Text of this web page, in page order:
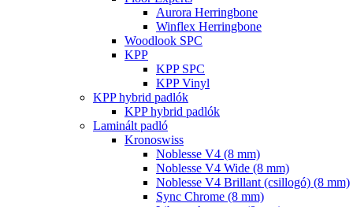
Aurora Herringbone
Winflex Herringbone
Woodlook SPC
KPP
KPP SPC
KPP Vinyl
KPP hybrid padlók
KPP hybrid padlók
Laminált padló
Kronoswiss
Noblesse V4 (8 mm)
Noblesse V4 Wide (8 mm)
Noblesse V4 Brillant (csillogó) (8 mm)
Sync Chrome (8 mm)